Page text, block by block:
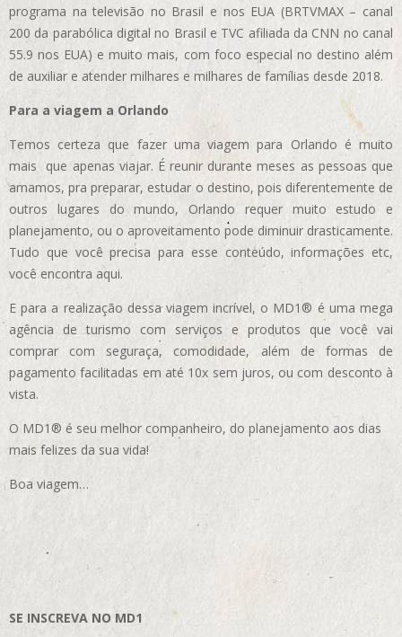
programa na televisão no Brasil e nos EUA (BRTVMAX – canal
200 da parabólica digital no Brasil e TVC afiliada da CNN no canal
55.9 nos EUA) e muito mais, com foco especial no destino além
de auxiliar e atender milhares e milhares de famílias desde 2018.
Para a viagem a Orlando
Temos certeza que fazer uma viagem para Orlando é muito
mais que apenas viajar. É reunir durante meses as pessoas que
amamos, pra preparar, estudar o destino, pois diferentemente de
outros lugares do mundo, Orlando requer muito estudo e
planejamento, ou o aproveitamento pode diminuir drasticamente.
Tudo que você precisa para esse conteúdo, informações etc,
você encontra aqui.
E para a realização dessa viagem incrível, o MD1® é uma mega
agência de turismo com serviços e produtos que você vai
comprar com seguraça, comodidade, além de formas de
pagamento facilitadas em até 10x sem juros, ou com desconto à
vista.
O MD1® é seu melhor companheiro, do planejamento aos dias
mais felizes da sua vida!
Boa viagem…
SE INSCREVA NO MD1